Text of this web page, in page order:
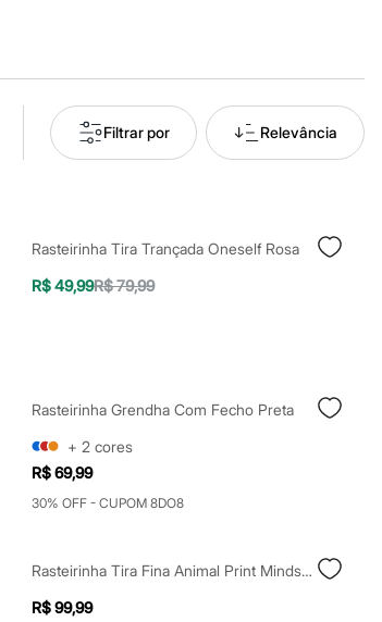
Filtrar por Relevância
Rasteirinha Tira Trançada Oneself Rosa
R$ 49,99R$ 79,99
Rasteirinha Grendha Com Fecho Preta
+ 2 cores
R$ 69,99
30% OFF - CUPOM 8DO8
Rasteirinha Tira Fina Animal Print Mindset Colorida
R$ 99,99